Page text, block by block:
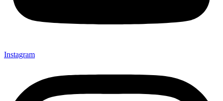
Instagram